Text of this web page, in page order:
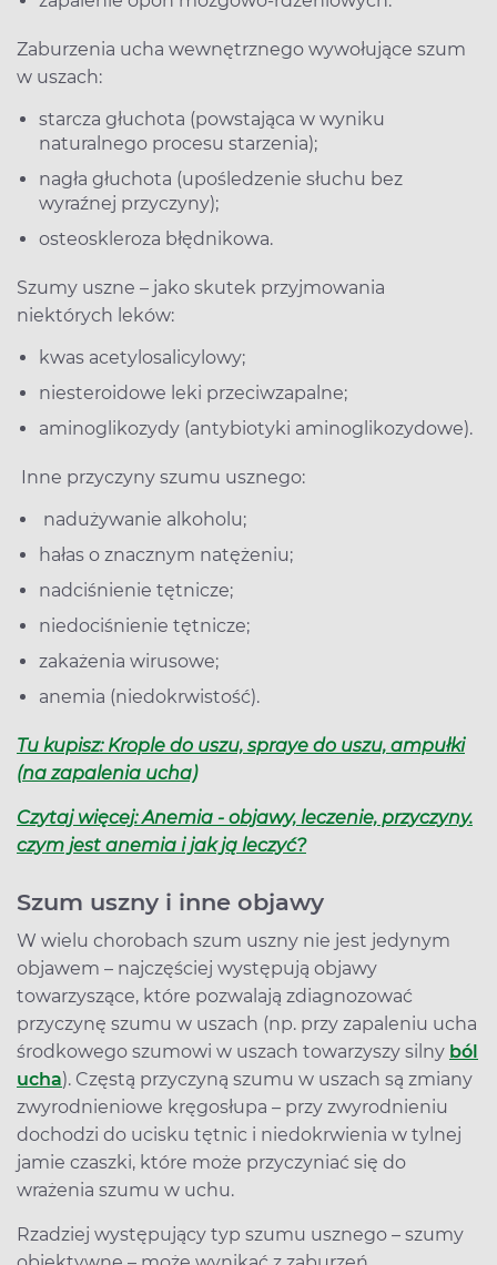
Zaburzenia ucha wewnętrznego wywołujące szum
w uszach:
starcza głuchota (powstająca w wyniku
naturalnego procesu starzenia);
nagła głuchota (upośledzenie słuchu bez
wyraźnej przyczyny);
osteoskleroza błędnikowa.
Szumy uszne – jako skutek przyjmowania
niektórych leków:
kwas acetylosalicylowy;
niesteroidowe leki przeciwzapalne;
aminoglikozydy (antybiotyki aminoglikozydowe).
Inne przyczyny szumu usznego:
nadużywanie alkoholu;
hałas o znacznym natężeniu;
nadciśnienie tętnicze;
niedociśnienie tętnicze;
zakażenia wirusowe;
anemia (niedokrwistość).
Tu kupisz: Krople do uszu, spraye do uszu, ampułki
(na zapalenia ucha)
Czytaj więcej: Anemia - objawy, leczenie, przyczyny.
czym jest anemia i jak ją leczyć?
Szum uszny i inne objawy
W wielu chorobach szum uszny nie jest jedynym
objawem – najczęściej występują objawy
towarzyszące, które pozwalają zdiagnozować
przyczynę szumu w uszach (np. przy zapaleniu ucha
środkowego szumowi w uszach towarzyszy silny ból
ucha). Częstą przyczyną szumu w uszach są zmiany
zwyrodnieniowe kręgosłupa – przy zwyrodnieniu
dochodzi do ucisku tętnic i niedokrwienia w tylnej
jamie czaszki, które może przyczyniać się do
wrażenia szumu w uchu.
Rzadziej występujący typ szumu usznego – szumy